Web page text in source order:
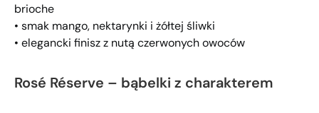
brioche
• smak mango, nektarynki i żółtej śliwki
• elegancki finisz z nutą czerwonych owoców
Rosé Réserve – bąbelki z charakterem